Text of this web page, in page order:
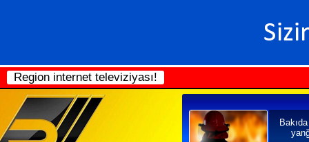
Region internet televiziyası!